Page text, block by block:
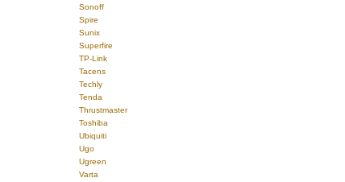
Sonoff
Spire
Sunix
Superfire
TP-Link
Tacens
Techly
Tenda
Thrustmaster
Toshiba
Ubiquiti
Ugo
Ugreen
Varta